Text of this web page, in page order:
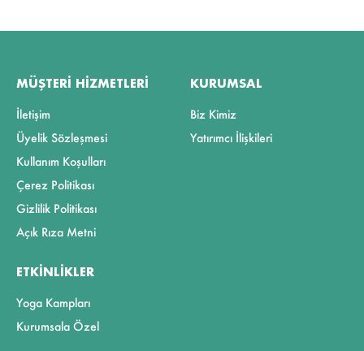
MÜŞTERI HIZMETLERI
İletişim
Üyelik Sözleşmesi
Kullanım Koşulları
Çerez Politikası
Gizlilik Politikası
Açık Rıza Metni
KURUMSAL
Biz Kimiz
Yatırımcı İlişkileri
ETKINLIKLER
Yoga Kampları
Kurumsala Özel